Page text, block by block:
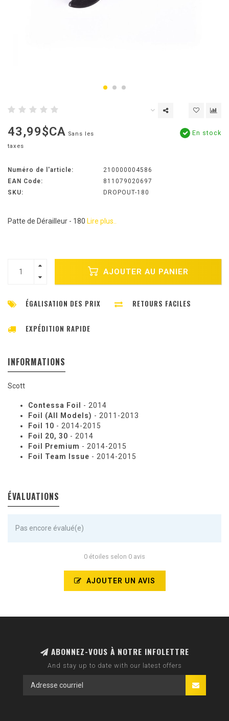
43,99$CA Sans les
taxes
En stock
Numéro de l'article:
210000004586
EAN Code:
811079020697
SKU:
DROPOUT-180
Patte de Dérailleur - 180 Lire plus..
AJOUTER AU PANIER
ÉGALISATION DES PRIX RETOURS FACILES
EXPÉDITION RAPIDE
INFORMATIONS
Scott
Contessa Foil
- 2014
Foil (All Models) - 2011-2013
Foil 10 - 2014-2015
Foil 20, 30 - 2014
Foil Premium - 2014-2015
Foil Team Issue - 2014-2015
ÉVALUATIONS
Pas encore évalué(e)
0 étoiles selon 0 avis
AJOUTER UN AVIS
ABONNEZ-VOUS À NOTRE INFOLETTRE
And stay up to date with our latest offers